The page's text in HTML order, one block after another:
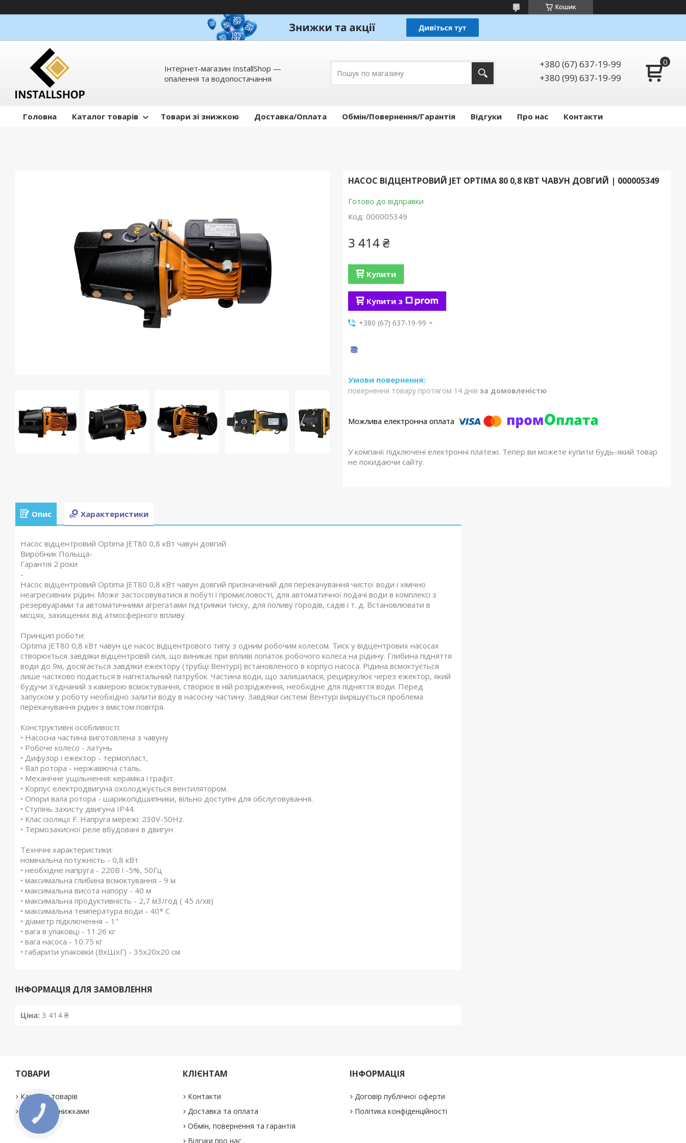
Кошик
Інтернет-магазин InstallShop —
опалення та водопостачання
+380 (67) 637-19-99
+380 (99) 637-19-99
Головна Каталог товарів Товари зі знижкою Доставка/Оплата Обмін/Повернення/Гарантія Відгуки Про нас Контакти
НАСОС ВІДЦЕНТРОВИЙ JET OPTIMA 80 0,8 КВТ ЧАВУН ДОВГИЙ | 000005349
Готово до відправки
Код: 000005349
3 414 ₴
Купити
Купити з
+380 (67) 637-19-99
повернення товару протягом 14 днів за домовленістю
У компанії підключені електронні платежі. Тепер ви можете купити будь-який товар
не покидаючи сайту.
Опис Характеристики
Насос відцентровий Optima JET80 0,8 кВт чавун довгий
Виробник Польща-
Гарантія 2 роки
-
Насос відцентровий Optima JET80 0,8 кВт чавун довгий призначений для перекачування чистої води і хімічно
неагресивних рідин. Може застосовуватися в побуті і промисловості, для автоматичної подачі води в комплексі з
резервуарами та автоматичними агрегатами підтримки тиску, для поливу городів, садів і т. д. Встановлювати в
місцях, захищених від атмосферного впливу.
Принцип роботи:
Optima JET80 0,8 кВт чавун це насос відцентрового типу з одним робочим колесом. Тиск у відцентрових насосах
створюється завдяки відцентровій силі, що виникає при впливі лопаток робочого колеса на рідину. Глибина підняття
води до 9м, досягається завдяки ежектору (трубці Вентурі) встановленого в корпусі насоса. Рідина всмоктується
лише частково подається в нагнітальний патрубок. Частина води, що залишилася, рециркулює через ежектор, який
будучи з'єднаний з камерою всмоктування, створює в ній розрідження, необхідне для підняття води. Перед
запуском у роботу необхідно залити воду в насосну частину. Завдяки системі Вентурі вирішується проблема
перекачування рідин з вмістом повітря.
Конструктивні особливості:
• Насосна частина виготовлена з чавуну
• Робоче колесо - латунь
• Дифузор і ежектор - термопласт,
• Вал ротора - нержавіюча сталь.
• Механічне ущільнення: кераміка і графіт.
• Корпус електродвигуна охолоджується вентилятором.
• Опори вала ротора - шарикопідшипники, вільно доступні для обслуговування.
• Ступінь захисту двигуна IP44.
• Клас ізоляції F. Напруга мережі: 230V-50Hz.
• Термозахисної реле вбудовані в двигун
Технічні характеристики:
номінальна потужність - 0,8 кВт
• необхідне напруга - 220В ! -5%, 50Гц
• максимальна глибина всмоктування - 9 м
• максимальна висота напору - 40 м
• максимальна продуктивність - 2,7 м3/год ( 45 л/хв)
• максимальна температура води - 40* С
• діаметр підключення – 1"
• вага в упаковці - 11.26 кг
• вага насоса - 10.75 кг
• габарити упаковки (ВхШхГ) - 35х20х20 см
ІНФОРМАЦІЯ ДЛЯ ЗАМОВЛЕННЯ
Ціна: 3 414 ₴
ТОВАРИ
Каталог товарів
Товари зі знижками
КЛІЄНТАМ
Контакти
Доставка та оплата
Обмін, повернення та гарантія
Відгуки про нас
ІНФОРМАЦІЯ
Договір публічної оферти
Політика конфіденційності
КНОПКА
ЗВ'ЯЗКУ